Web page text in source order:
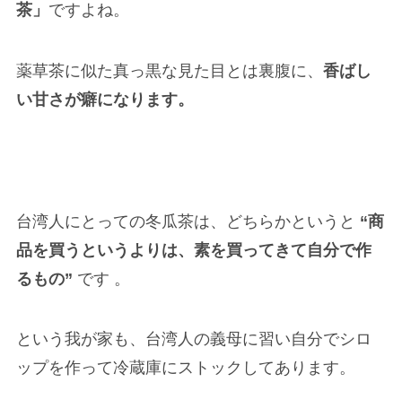
茶」 ですよね。
薬草茶に似た真っ黒な見た目とは裏腹に、 香ばし
い甘さが癖になります。
台湾人にとっての冬瓜茶は、どちらかというと “商
品を買うというよりは、素を買ってきて自分で作
るもの” です 。
という我が家も、台湾人の義母に習い自分でシロ
ップを作って冷蔵庫にストックしてあります。